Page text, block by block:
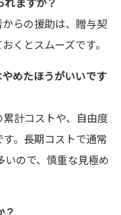
らの援助は、贈与契
くとスムーズです。
めたほうがいいです
計コストや、自由度
。長期コストで通常
いので、慎重な見極め
？